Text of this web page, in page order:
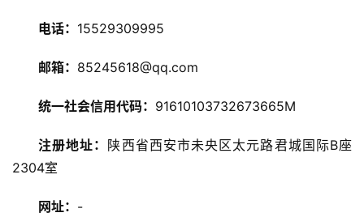
资
电话： 15529309995
邮箱： 85245618@qq.com
统一社会信用代码： 91610103732673665M
注册地址： 陕西省西安市未央区太元路君城国际B座
2304室
网址： -